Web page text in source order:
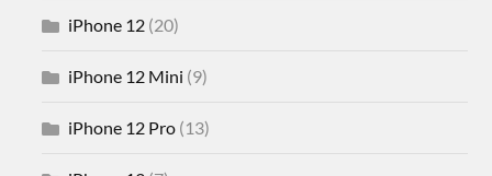
iPhone 12 (20)
iPhone 12 Mini (9)
iPhone 12 Pro (13)